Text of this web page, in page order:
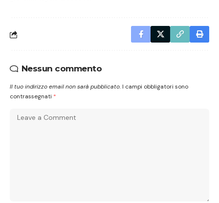
Nessun commento
Il tuo indirizzo email non sarà pubblicato. I campi obbligatori sono
contrassegnati *